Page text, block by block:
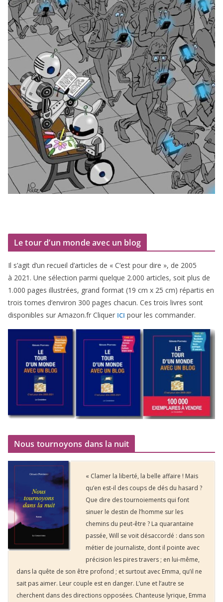
Le tour d’un monde avec un blog
Il s’agit d’un recueil d’ar­ticles de « C’est pour dire », de 2005
à 2021 . Une sélec­tion par­mi quelque 2.000 articles, soit plus de
1 .000 pages illus­trées, grand for­mat (19 cm x 25 cm) répar­tis en
trois tomes d’environ 300 pages cha­cun. Ces trois livres sont
dis­po­nibles sur Amazon​.fr Cliquer ICI pour les commander.
Nous tournoyons dans la nuit
« Clamer la liberté, la belle affaire ! Mais
qu’en est-il des coups de dés du hasard ?
Que dire des tournoiements qui font
sinuer le destin de l’homme sur les
chemins du peut-être ? La quarantaine
passée, Will se voit désaccordé : dans son
métier de journaliste, dont il pointe avec
précision les pires travers ; en lui-même,
dans la quête de son être profond ; et surtout avec Emma, qu’il ne
sait pas aimer. Leur couple est en danger. L’une et l’autre se
cherchent dans des directions opposées. Chanteuse lyrique, Emma